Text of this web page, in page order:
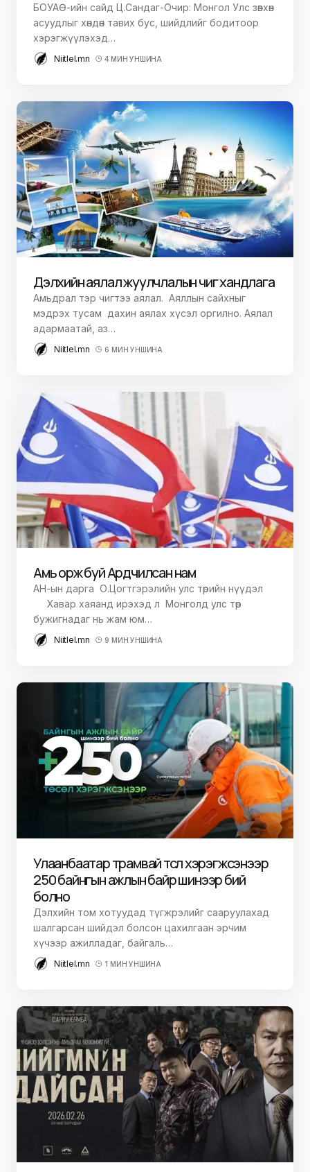
БОУАӨ-ийн сайд Ц.Сандаг-Очир: Монгол Улс зөвхөн
асуудлыг хөндөн тавих бус, шийдлийг бодитоор
хэрэгжүүлэхэд…
Niitlel.mn 4 МИН УНШИНА
Дэлхийн аялал жуулчлалын чиг хандлага
Амьдрал тэр чигтээ аялал. Аяллын сайхныг
мэдрэх тусам дахин аялах хүсэл оргилно. Аялал
адармаатай, аз…
Niitlel.mn 6 МИН УНШИНА
Амь орж буй Ардчилсан нам
АН-ын дарга О.Цогтгэрэлийн улс төрийн нүүдэл
Хавар хаяанд ирэхэд л Монголд улс төр
бужигнадаг нь жам юм…
Niitlel.mn 9 МИН УНШИНА
Улаанбаатар трамвай төсөл хэрэгжсэнээр
250 байнгын ажлын байр шинээр бий
болно
Дэлхийн том хотуудад түгжрэлийг сааруулахад
шалгарсан шийдэл болсон цахилгаан эрчим
хүчээр ажилладаг, байгаль…
Niitlel.mn 1 МИН УНШИНА